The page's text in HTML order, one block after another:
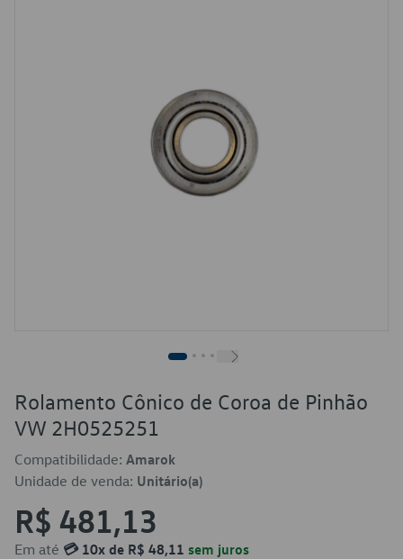
Rolamento Cônico de Coroa de Pinhão
VW 2H0525251
Compatibilidade: Amarok
Unidade de venda: Unitário(a)
R$ 481,13
Em até 💳 10x de R$ 48,11 sem juros